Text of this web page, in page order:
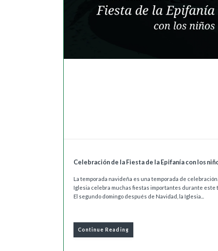
Celebración de la Fiesta de la Epifanía con los
La temporada navideña es una temporada de
Iglesia celebra muchas fiestas importantes durante este
El segundo domingo después de Navidad, la Iglesia...
Continue Reading